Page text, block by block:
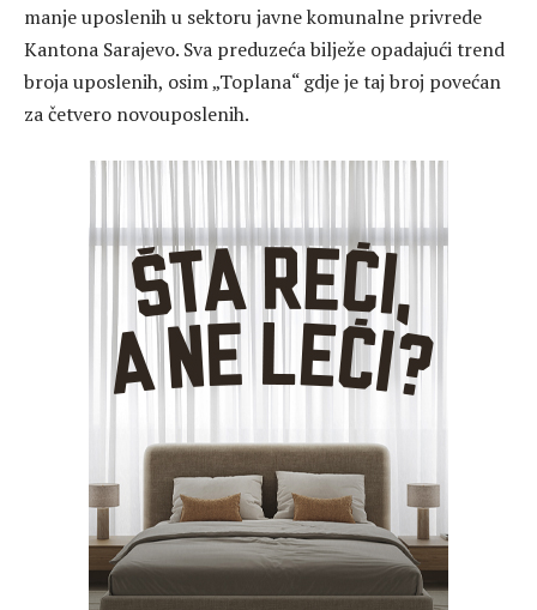
manje uposlenih u sektoru javne komunalne privrede
Kantona Sarajevo. Sva preduzeća bilježe opadajući trend
broja uposlenih, osim „Toplana“ gdje je taj broj povećan
za četvero novouposlenih.